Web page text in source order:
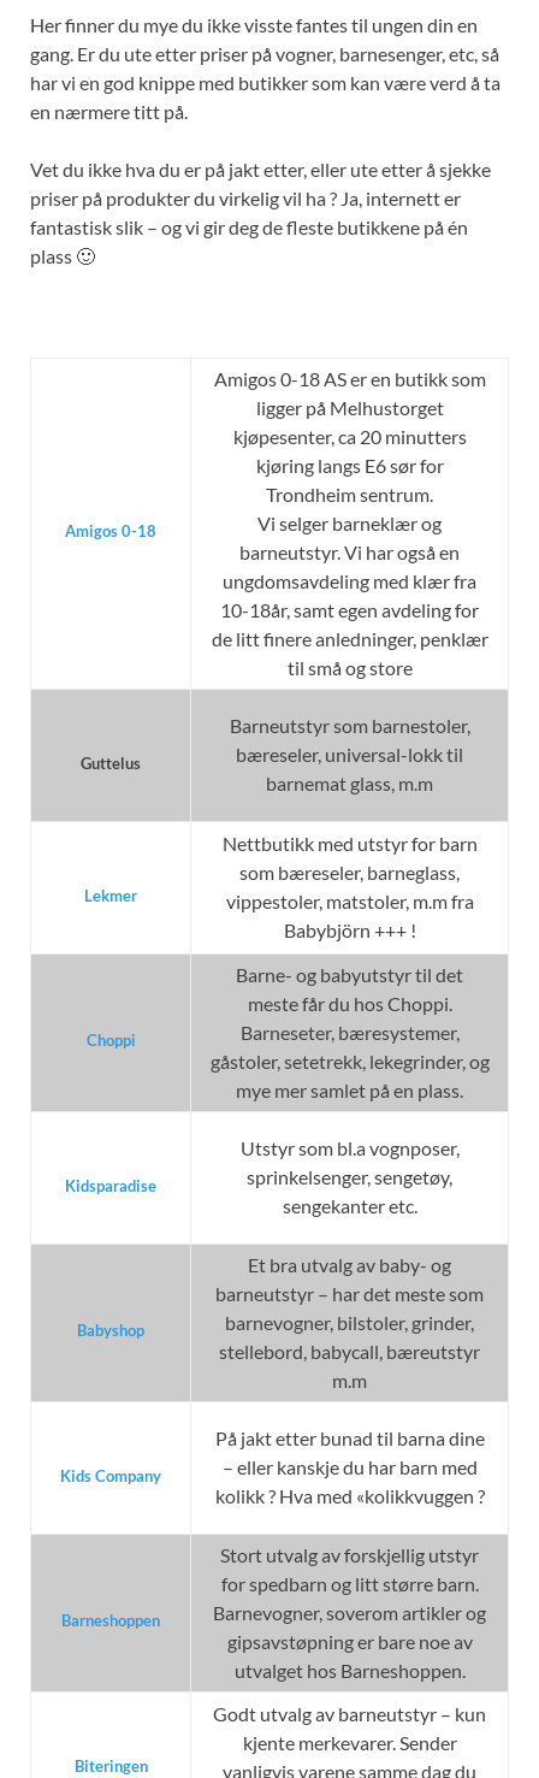
Her finner du mye du ikke visste fantes til ungen din en
gang. Er du ute etter priser på vogner, barnesenger, etc, så
har vi en god knippe med butikker som kan være verd å ta
en nærmere titt på.
Vet du ikke hva du er på jakt etter, eller ute etter å sjekke
priser på produkter du virkelig vil ha ? Ja, internett er
fantastisk slik – og vi gir deg de fleste butikkene på én
plass 🙂
Amigos 0-18
Amigos 0-18 AS er en butikk som
ligger på Melhustorget
kjøpesenter, ca 20 minutters
kjøring langs E6 sør for
Trondheim sentrum.
Vi selger barneklær og
barneutstyr. Vi har også en
ungdomsavdeling med klær fra
10-18år, samt egen avdeling for
de litt finere anledninger, penklær
til små og store
Guttelus
Barneutstyr som barnestoler,
bæreseler, universal-lokk til
barnemat glass, m.m
Lekmer
Nettbutikk med utstyr for barn
som bæreseler, barneglass,
vippestoler, matstoler, m.m fra
Babybjörn +++ !
Choppi
Barne- og babyutstyr til det
meste får du hos Choppi.
Barneseter, bæresystemer,
gåstoler, setetrekk, lekegrinder, og
mye mer samlet på en plass.
Kidsparadise
Utstyr som bl.a vognposer,
sprinkelsenger, sengetøy,
sengekanter etc.
Babyshop
Et bra utvalg av baby- og
barneutstyr – har det meste som
barnevogner, bilstoler, grinder,
stellebord, babycall, bæreutstyr
m.m
Kids Company
På jakt etter bunad til barna dine
– eller kanskje du har barn med
kolikk ? Hva med «kolikkvuggen ?
Barneshoppen
Stort utvalg av forskjellig utstyr
for spedbarn og litt større barn.
Barnevogner, soverom artikler og
gipsavstøpning er bare noe av
utvalget hos Barneshoppen.
Biteringen
Godt utvalg av barneutstyr – kun
kjente merkevarer. Sender
vanligvis varene samme dag du